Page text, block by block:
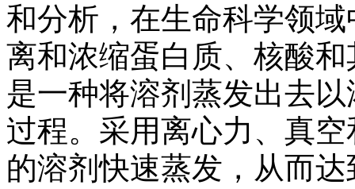
和分析，在生命科学领
离和浓缩蛋白质、核酸
是一种将溶剂蒸发出去
过程。采用离心力、真
的溶剂快速蒸发，从而